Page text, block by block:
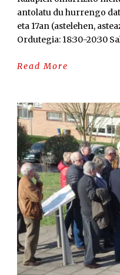
antolatu du hurrengo
eta 17an (astelehen,
Ordutegia: 18:30-20:30
Read More